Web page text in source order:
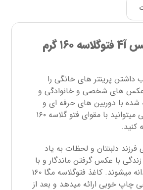
کاغذ چاپ عکس آ۴ فتوگلاسه ۱۶۰ گرم
پرینتر های خانگی را
عکس های شخصی و خانوادگی و
با دوربین های حرفه ای و
موبایل را به راحتی میتوانید با مقوای فتو گلاسه ۱۶۰
کنید.
دلبنتان و لحظات به یاد
با عکس گرفتن ماندگار و با
چاپ عکس جاودانه میشوند. کاغذ فتوگلاسه مگا ۱۶۰
چاپ خوبی ارائه میدهد و بعد از